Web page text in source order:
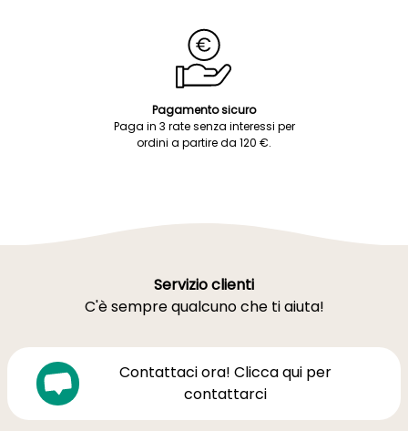
Pagamento sicuro
Paga in 3 rate senza interessi per
ordini a partire da 120 €.
Servizio clienti
C'è sempre qualcuno che ti aiuta!
Contattaci ora! Clicca qui per
contattarci